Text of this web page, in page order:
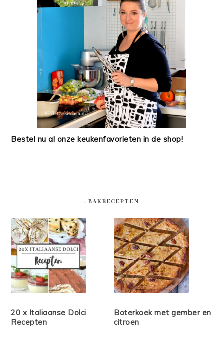
Bestel nu al onze keukenfavorieten in de shop!
#BAKRECEPTEN
20 x Italiaanse Dolci
Recepten
Boterkoek met gember en
citroen